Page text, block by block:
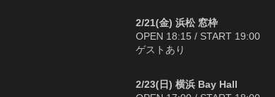
2/21(金) 浜松 窓枠
OPEN 18:15 / START 19:00
ゲストあり
2/23(日) 横浜 Bay Hall